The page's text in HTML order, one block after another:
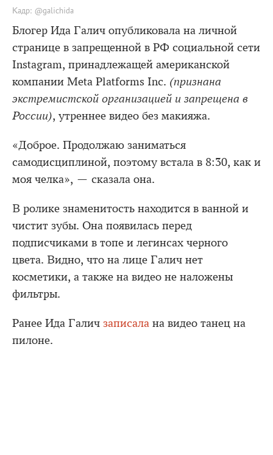
Кадр: @galichida
Блогер Ида Галич опубликовала на личной
странице в запрещенной в РФ социальной сети
Instagram, принадлежащей американской
компании Meta Platforms Inc. (признана
экстремистской организацией и запрещена в
России), утреннее видео без макияжа.
«Доброе. Продолжаю заниматься
самодисциплиной, поэтому встала в 8:30, как и
моя челка», — сказала она.
В ролике знаменитость находится в ванной и
чистит зубы. Она появилась перед
подписчиками в топе и легинсах черного
цвета. Видно, что на лице Галич нет
косметики, а также на видео не наложены
фильтры.
Ранее Ида Галич записала на видео танец на
пилоне.